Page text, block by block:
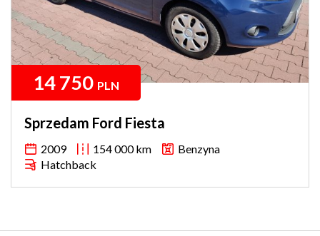
14 750 PLN
Sprzedam Ford Fiesta
2009 154 000 km
Benzyna
Hatchback